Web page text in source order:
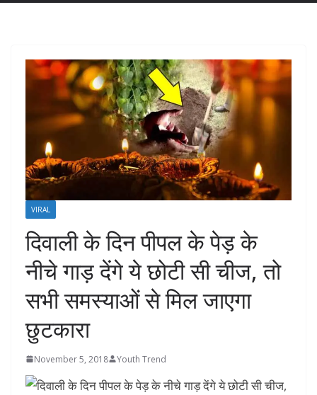
VIRAL
दिवाली के दिन पीपल के पेड़ के
नीचे गाड़ देंगे ये छोटी सी चीज, तो
सभी समस्याओं से मिल जाएगा
छुटकारा
November 5, 2018 Youth Trend